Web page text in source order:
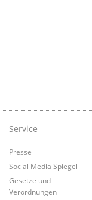
Service
Presse
Social Media Spiegel
Gesetze und
Verordnungen